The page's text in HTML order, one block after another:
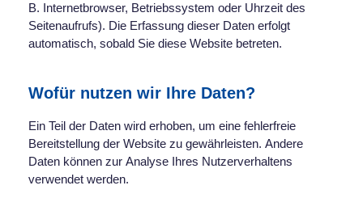
B. Internetbrowser, Betriebssystem oder Uhrzeit des
Seitenaufrufs). Die Erfassung dieser Daten erfolgt
automatisch, sobald Sie diese Website betreten.
Wofür nutzen wir Ihre Daten?
Ein Teil der Daten wird erhoben, um eine fehlerfreie
Bereitstellung der Website zu gewährleisten. Andere
Daten können zur Analyse Ihres Nutzerverhaltens
verwendet werden.